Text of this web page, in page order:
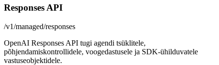
Responses API
/v1/managed/responses
OpenAI Responses API tugi agendi tsüklitele,
põhjendamiskontrollidele, voogedastusele ja SDK-ühilduvatele
vastuseobjektidele.